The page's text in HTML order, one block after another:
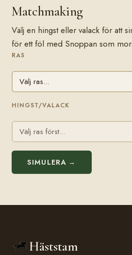
Matchmaking
Välj en hingst eller valack för att
för ett föl med Snoppan som mor.
RAS
HINGST/VALACK
SIMULERA →
Häststam